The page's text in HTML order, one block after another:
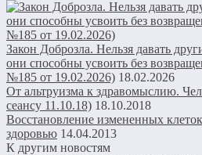
Закон Доброзла. Нельзя давать
они способны усвоить без
№185 от 19.02.2026) 18.02.2026
От альтруизма к здравомыслию.
сеансу 11.10.18) 18.10.2018
Восстановление измененных
здоровью 14.04.2013
К другим новостям